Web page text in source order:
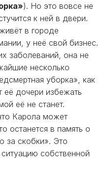
). Но это вовсе не
к ней в двери.
в городе
у неё свой бизнес.
заболеваний, она не
несколько
уборка», как
дочери избежать
её не станет.
Карола может
останется в память о
за скобки». Это
собственной